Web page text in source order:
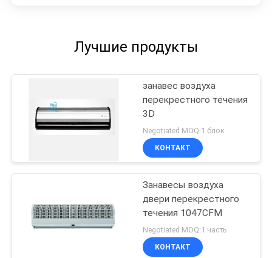
Лучшие продукты
занавес воздуха
перекрестного течения
3D
Negotiated MOQ:1 блок
КОНТАКТ
Занавесы воздуха
двери перекрестного
течения 1047CFM
Negotiated MOQ:1 часть
КОНТАКТ